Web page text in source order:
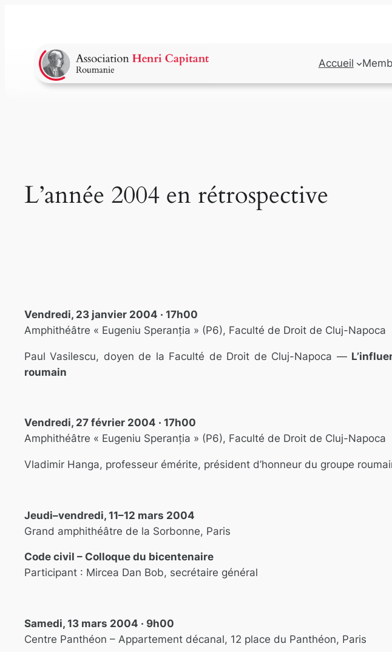
Accueil
L’année 2004 en rétrospective
Vendredi, 23 janvier 2004 · 17h00
Amphithéâtre « Eugeniu Speranția » (P6), Faculté de Droit de Cluj-Napoca
Paul Vasilescu, doyen de la Faculté de Droit de Cluj-Napoca —
roumain
Vendredi, 27 février 2004 · 17h00
Amphithéâtre « Eugeniu Speranția » (P6), Faculté de Droit de Cluj-Napoca
Vladimir Hanga, professeur émérite, président d’honneur du groupe
Jeudi–vendredi, 11–12 mars 2004
Grand amphithéâtre de la Sorbonne, Paris
Code civil – Colloque du bicentenaire
Participant : Mircea Dan Bob, secrétaire général
Samedi, 13 mars 2004 · 9h00
Centre Panthéon – Appartement décanal, 12 place du Panthéon, Paris